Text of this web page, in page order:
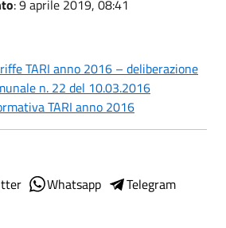
: 9 aprile 2019, 08:41
TARI anno 2016 – deliberazione
n. 22 del 10.03.2016
TARI anno 2016
Whatsapp
Telegram